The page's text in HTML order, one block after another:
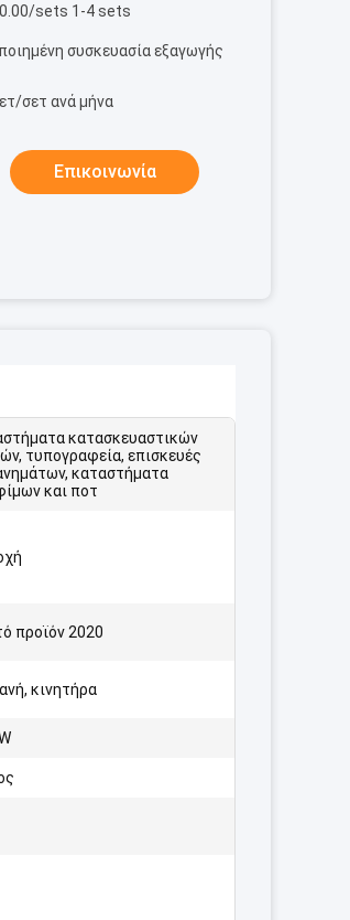
sets 1-4 sets
συσκευασία εξαγωγής
σετ ανά μήνα
Επικοινωνία
κατασκευαστικών
τυπογραφεία, επισκευές
καταστήματα
και ποτ
προϊόν 2020
κινητήρα